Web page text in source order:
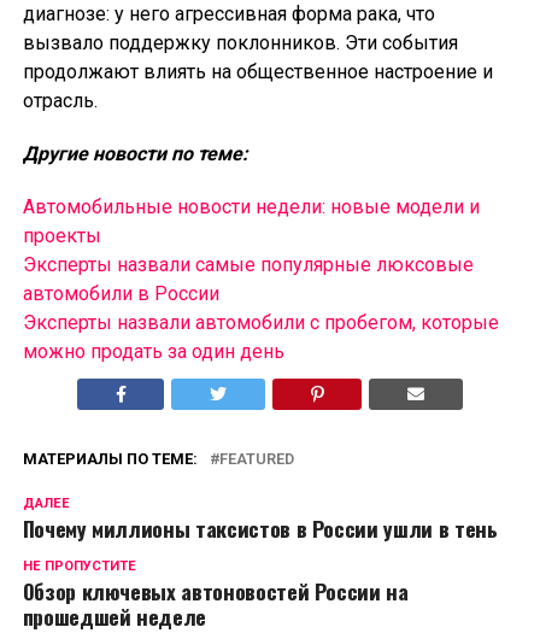
диагнозе: у него агрессивная форма рака, что
вызвало поддержку поклонников. Эти события
продолжают влиять на общественное настроение и
отрасль.
Другие новости по теме:
Автомобильные новости недели: новые модели и
проекты
Эксперты назвали самые популярные люксовые
автомобили в России
Эксперты назвали автомобили с пробегом, которые
можно продать за один день
МАТЕРИАЛЫ ПО ТЕМЕ: FEATURED
ДАЛЕЕ
Почему миллионы таксистов в России ушли в тень
НЕ ПРОПУСТИТЕ
Обзор ключевых автоновостей России на
прошедшей неделе